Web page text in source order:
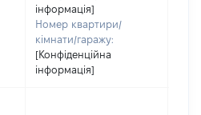
інформація]
Номер квартири/
кімнати/гаражу:
[Конфіденційна
інформація]